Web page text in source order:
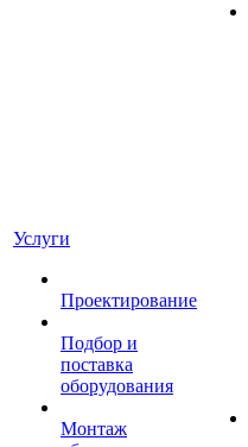
Услуги
Проектирование
Подбор и
поставка
оборудования
Монтаж